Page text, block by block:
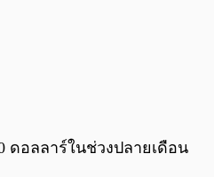
0:00 /
ดอลลาร์ในช่วงปลายเดือน